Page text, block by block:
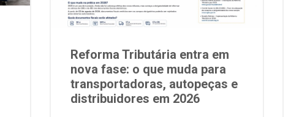
Reforma Tributária entra em
nova fase: o que muda para
transportadoras, autopeças e
distribuidores em 2026